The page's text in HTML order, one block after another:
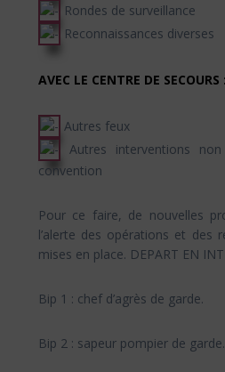
Rondes de surveillance
Reconnaissances diverses
AVEC LE CENTRE DE SECOURS :
Autres feux
Autres interventions
convention
Pour ce faire, de nouvelles
l’alerte des opérations et des
mises en place. DEPART EN
Bip 1 : chef d’agrès de garde.
Bip 2 : sapeur pompier de garde.